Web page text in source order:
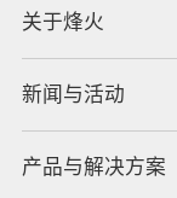
关于烽火
新闻与活动
产品与解决方案